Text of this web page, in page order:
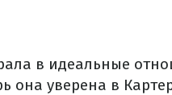
в идеальные
она уверена в